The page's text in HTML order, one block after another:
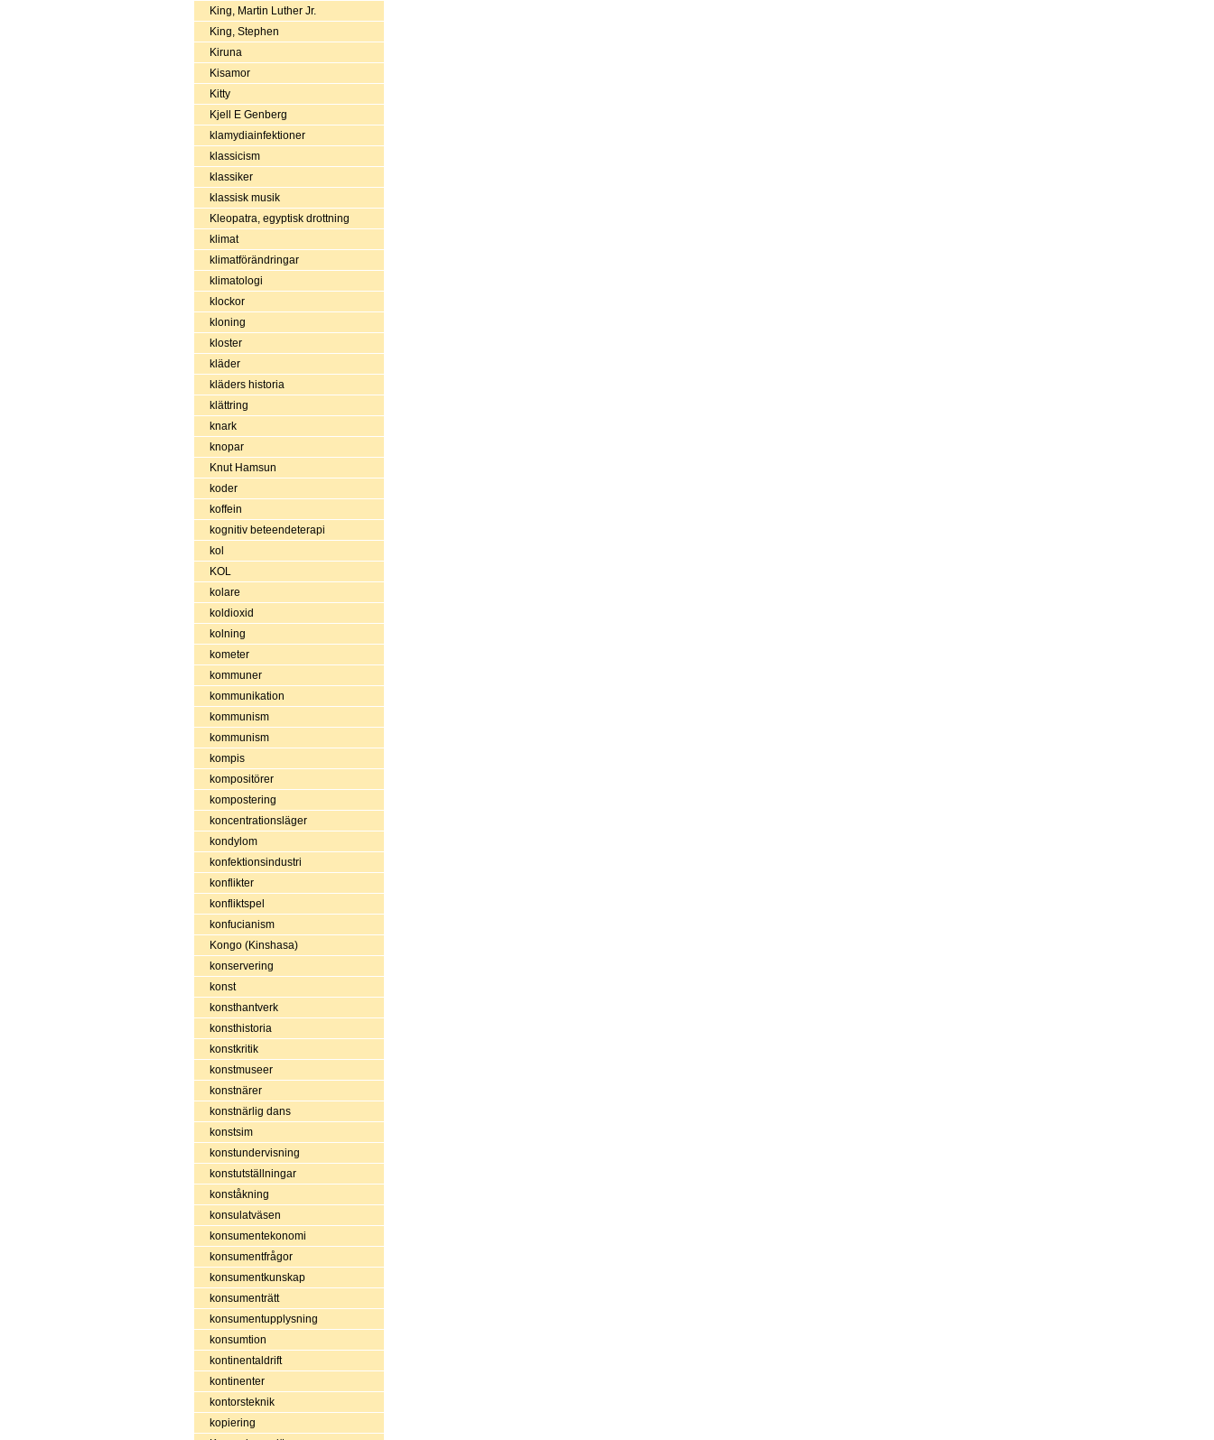
King, Martin Luther Jr.
King, Stephen
Kiruna
Kisamor
Kitty
Kjell E Genberg
klamydiainfektioner
klassicism
klassiker
klassisk musik
Kleopatra, egyptisk drottning
klimat
klimatförändringar
klimatologi
klockor
kloning
kloster
kläder
kläders historia
klättring
knark
knopar
Knut Hamsun
koder
koffein
kognitiv beteendeterapi
kol
KOL
kolare
koldioxid
kolning
kometer
kommuner
kommunikation
kommunism
kommunism
kompis
kompositörer
kompostering
koncentrationsläger
kondylom
konfektionsindustri
konflikter
konfliktspel
konfucianism
Kongo (Kinshasa)
konservering
konst
konsthantverk
konsthistoria
konstkritik
konstmuseer
konstnärer
konstnärlig dans
konstsim
konstundervisning
konstutställningar
konståkning
konsulatväsen
konsumentekonomi
konsumentfrågor
konsumentkunskap
konsumenträtt
konsumentupplysning
konsumtion
kontinentaldrift
kontinenter
kontorsteknik
kopiering